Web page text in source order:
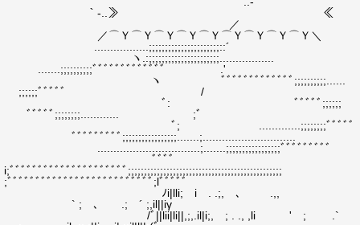
｀‐..≫ ≪
／
／⌒Ｙ⌒Ｙ⌒Ｙ⌒Ｙ⌒Ｙ⌒Ｙ⌒Ｙ⌒Ｙ⌒Ｙ＼
.................;;;;;;;;;;;;;;;;;;;;;;::´
ヽ.:;;;;;;;;;;;;;;;;;;;;;;.................
.......;;;;;;;;;;ﾞﾞﾞﾞﾞﾞﾞﾞﾞﾞﾞﾞﾞ .'
ヽ ﾞﾞﾞﾞﾞﾞﾞﾞﾞﾞﾞﾞﾞ;;;;;;;;;;......
;;;;;;ﾞﾞﾞﾞﾞ /
ﾞ: ﾞﾞﾞﾞﾞ;;;;;;
ﾞﾞﾞﾞﾞ;;;;;;;;............ ;ﾞ
ﾞ; .............;;;;;;;;ﾞﾞﾞﾞﾞ
ﾞﾞﾞﾞﾞﾞﾞﾞﾞ;;;;;;;;;;;;;;;;;.......;.............................
................................;.......;;;;;;;;;;;;;;;;;ﾞﾞﾞﾞﾞﾞﾞﾞﾞ
ﾞﾞﾞﾞ
i;ﾞﾞﾞﾞﾞﾞﾞﾞﾞﾞﾞﾞﾞﾞﾞﾞﾞﾞﾞﾞﾞ;;;;;;;;;;;;;;;;;;;;;;;;;;;;;;;;;;;;;;;;;;;;;;;;
;ﾞﾞﾞﾞﾞﾞﾞﾞﾞﾞﾞﾞﾞﾞﾞﾞﾞﾞﾞﾞﾞﾞﾞﾞﾞﾞ;lﾞﾞﾞﾞﾞ
ﾉi|lli; i . .;, ､ .,,
` ; ､ .; ´ ;,il||iγ
/ﾞ||lii|li||,;,.il|i;, ; . ., ,li ' ; .`